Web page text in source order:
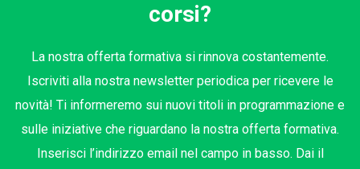
corsi?
La nostra offerta formativa si rinnova costantemente.
Iscriviti alla nostra newsletter periodica per ricevere le
novità! Ti informeremo sui nuovi titoli in programmazione e
sulle iniziative che riguardano la nostra offerta formativa.
Inserisci l’indirizzo email nel campo in basso. Dai il